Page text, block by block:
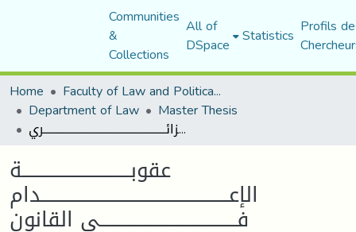
Communities
&
Collections
All of
DSpace Statistics Profils
Home
Faculty of Law and Political Science
Department of Law Master Thesis
عقوبــــــــــــــــــــــــــــــــــة الإعـــــــــــــــــــــــــــــــــــــــــــــــــــــــــــدام فـــــــــــــــــــــــــــــــــــــــــــي القانون الجزائـــــــــــــــــــــــــــــــــــــــــــــــــــري
عقوبــــــــــــــــــــــــــــــــــة
الإعـــــــــــــــــــــــــــــــــــــــــــــــــــــــــــدام
فـــــــــــــــــــــــــــــــــــــــــــي القانون